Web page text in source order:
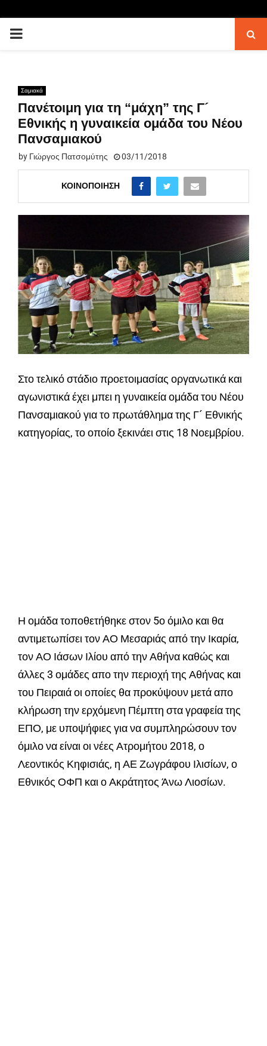
PRIMARY
Σαμιακά
Πανέτοιμη για τη “μάχη” της Γ´
Εθνικής η γυναικεία ομάδα του Νέου
Πανσαμιακού
by Γιώργος Πατσομύτης 03/11/2018
ΚΟΙΝΟΠΟΊΗΣΗ
Στο τελικό στάδιο προετοιμασίας οργανωτικά και
αγωνιστικά έχει μπει η γυναικεία ομάδα του Νέου
Πανσαμιακού για το πρωτάθλημα της Γ´ Εθνικής
κατηγορίας, το οποίο ξεκινάει στις 18 Νοεμβρίου.
Η ομάδα τοποθετήθηκε στον 5ο όμιλο και θα
αντιμετωπίσει τον ΑΟ Μεσαριάς από την Ικαρία,
τον ΑΟ Ιάσων Ιλίου από την Αθήνα καθώς και
άλλες 3 ομάδες απο την περιοχή της Αθήνας και
του Πειραιά οι οποίες θα προκύψουν μετά απο
κλήρωση την ερχόμενη Πέμπτη στα γραφεία της
ΕΠΟ, με υποψήφιες για να συμπληρώσουν τον
όμιλο να είναι οι νέες Ατρομήτου 2018, ο
Λεοντικός Κηφισιάς, η ΑΕ Ζωγράφου Ιλισίων, ο
Εθνικός ΟΦΠ και ο Ακράτητος Άνω Λιοσίων.